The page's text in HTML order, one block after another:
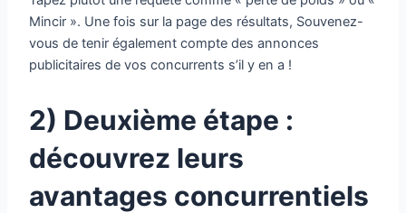
Mincir ». Une fois sur la page des résultats, Souvenez-
vous de tenir également compte des annonces
publicitaires de vos concurrents s’il y en a !
2) Deuxième étape :
découvrez leurs
avantages concurrentiels